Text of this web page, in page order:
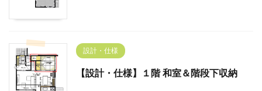
設計・仕様
【設計・仕様】１階 和室＆階段下収納